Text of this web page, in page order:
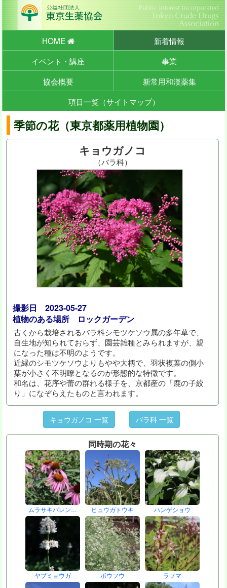
HOME
新着情報
イベント・講座
事業
協会概要
新常用和漢薬集
項目一覧（サイトマップ）
季節の花（東京都薬用植物園）
キョウガノコ
（バラ科）
撮影日 2023-05-27
植物のある場所 ロックガーデン
古くから栽培されるバラ科シモツケソウ属の多年草で、
自生地が知られておらず、園芸雑種とみられますが、親
になった種は不明のようです。
近縁のシモツケソウよりもやや大柄で、羽状複葉の側小
葉が小さく不明瞭となるのが形態的な特徴です。
和名は、花序や蕾の群れる様子を、京都産の「鹿の子絞
り」になぞらえたものと言われます。
キョウガノコ 一覧 バラ科 一覧
同時期の花々
ムラサキバレン… ヒュウガトウキ ハンゲショウ
ヤブミョウガ ボウフウ ラフマ